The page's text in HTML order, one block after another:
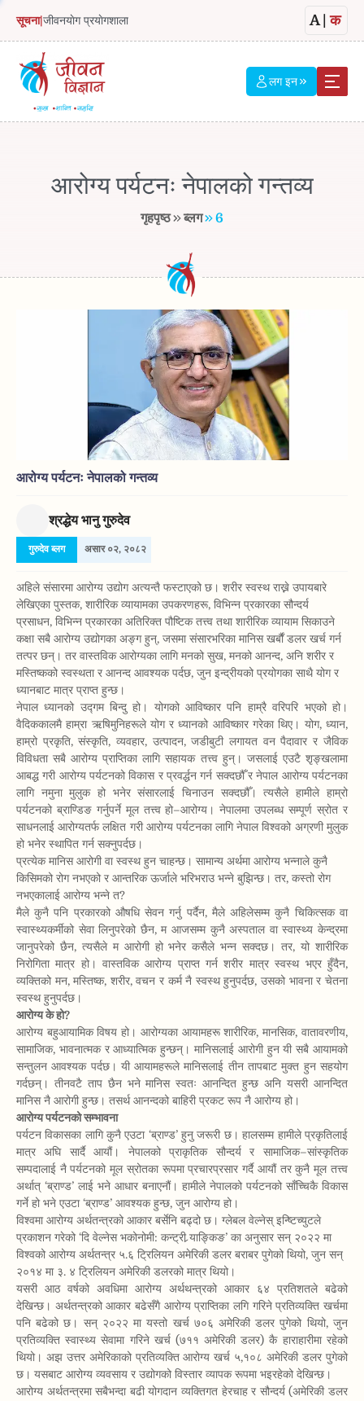
सूचना|जीवनयाेग प्रयाेगशाला A क
लग इन
आरोग्य पर्यटनः नेपालको गन्तव्य
गृहपृष्ठ ब्लग 6
आरोग्य पर्यटनः नेपालको गन्तव्य
श्रद्धेय भानु गुरुदेव
गुरुदेव ब्लग असार ०२, २०८२
अहिले संसारमा आरोग्य उद्योग अत्यन्तै फस्टाएको छ। शरीर स्वस्थ राख्ने उपायबारे
लेखिएका पुस्तक, शारीरिक व्यायामका उपकरणहरू, विभिन्न प्रकारका सौन्दर्य
प्रसाधन, विभिन्न प्रकारका अतिरिक्त पौष्टिक तत्त्व तथा शारीरिक व्यायाम सिकाउने
कक्षा सबै आरोग्य उद्योगका अङ्ग हुन्, जसमा संसारभरिका मानिस खर्बौं डलर खर्च गर्न
तत्पर छन्। तर वास्तविक आरोग्यका लागि मनको सुख, मनको आनन्द, अनि शरीर र
मस्तिष्कको स्वस्थता र आनन्द आवश्यक पर्दछ, जुन इन्द्रीयको प्रयोगका साथै योग र
ध्यानबाट मात्र प्राप्त हुन्छ।
नेपाल ध्यानको उद्गम बिन्दु हो। योगको आविष्कार पनि हाम्रै वरिपरि भएको हो।
वैदिककालमै हाम्रा ऋषिमुनिहरूले योग र ध्यानको आविष्कार गरेका थिए। योग, ध्यान,
हाम्रो प्रकृति, संस्कृति, व्यवहार, उत्पादन, जडीबुटी लगायत वन पैदावार र जैविक
विविधता सबै आरोग्य प्राप्तिका लागि सहायक तत्त्व हुन्। जसलाई एउटै शृङ्खलामा
आबद्ध गरी आरोग्य पर्यटनको विकास र प्रवर्द्धन गर्न सक्दछौँ र नेपाल आरोग्य पर्यटनका
लागि नमुना मुलुक हो भनेर संसारलाई चिनाउन सक्दछौँ। त्यसैले हामीले हाम्रो
पर्यटनको ब्राण्डिङ गर्नुपर्ने मूल तत्त्व हो–आरोग्य। नेपालमा उपलब्ध सम्पूर्ण स्रोत र
साधनलाई आरोग्यतर्फ लक्षित गरी आरोग्य पर्यटनका लागि नेपाल विश्वको अग्रणी मुलुक
हो भनेर स्थापित गर्न सक्नुपर्दछ।
प्रत्येक मानिस आरोगी वा स्वस्थ हुन चाहन्छ। सामान्य अर्थमा आरोग्य भन्नाले कुनै
किसिमको रोग नभएको र आन्तरिक ऊर्जाले भरिभराउ भन्ने बुझिन्छ। तर, कस्तो रोग
नभएकालाई आरोग्य भन्ने त?
मैले कुनै पनि प्रकारको औषधि सेवन गर्नु पर्दैन, मैले अहिलेसम्म कुनै चिकित्सक वा
स्वास्थ्यकर्मीको सेवा लिनुपरेको छैन, म आजसम्म कुनै अस्पताल वा स्वास्थ्य केन्द्रमा
जानुपरेको छैन, त्यसैले म आरोगी हो भनेर कसैले भन्न सक्दछ। तर, यो शारीरिक
निरोगिता मात्र हो। वास्तविक आरोग्य प्राप्त गर्न शरीर मात्र स्वस्थ भएर हुँदैन,
व्यक्तिको मन, मस्तिष्क, शरीर, वचन र कर्म नै स्वस्थ हुनुपर्दछ, उसको भावना र चेतना
स्वस्थ हुनुपर्दछ।
आरोग्य के हो?
आरोग्य बहुआयामिक विषय हो। आरोग्यका आयामहरू शारीरिक, मानसिक, वातावरणीय,
सामाजिक, भावनात्मक र आध्यात्मिक हुन्छन्। मानिसलाई आरोगी हुन यी सबै आयामको
सन्तुलन आवश्यक पर्दछ। यी आयामहरूले मानिसलाई तीन तापबाट मुक्त हुन सहयोग
गर्दछन्। तीनवटै ताप छैन भने मानिस स्वतः आनन्दित हुन्छ अनि यसरी आनन्दित
मानिस नै आरोगी हुन्छ। तसर्थ आनन्दको बाहिरी प्रकट रूप नै आरोग्य हो।
आरोग्य पर्यटनको सम्भावना
पर्यटन विकासका लागि कुनै एउटा ‘ब्राण्ड’ हुनु जरूरी छ। हालसम्म हामीले प्रकृतिलाई
मात्र अघि सार्दै आयौं। नेपालको प्राकृतिक सौन्दर्य र सामाजिक–सांस्कृतिक
सम्पदालाई नै पर्यटनको मूल स्रोतका रूपमा प्रचारप्रसार गर्दै आयौं तर कुनै मूल तत्त्व
अर्थात् ‘ब्राण्ड’ लाई भने आधार बनाएनौं। हामीले नेपालको पर्यटनको साँच्चिकै विकास
गर्ने हो भने एउटा ‘ब्राण्ड’ आवश्यक हुन्छ, जुन आरोग्य हो।
विश्वमा आरोग्य अर्थतन्त्रको आकार बर्सेनि बढ्दो छ। ग्लेबल वेल्नेस् इन्ष्टिच्युटले
प्रकाशन गरेको ‘दि वेल्नेस भकोनोमी: कन्ट्री र्‍याङ्किङ’ का अनुसार सन् २०२२ मा
विश्वको आरोग्य अर्थतन्त्र ५.६ ट्रिलियन अमेरिकी डलर बराबर पुगेको थियो, जुन सन्
२०१४ मा ३. ४ ट्रिलियन अमेरिकी डलरको मात्र थियो।
यसरी आठ वर्षको अवधिमा आरोग्य अर्थथन्त्रको आकार ६४ प्रतिशतले बढेको
देखिन्छ। अर्थतन्त्रको आकार बढेसँगै आरोग्य प्राप्तिका लगि गरिने प्रतिव्यक्ति खर्चमा
पनि बढेको छ। सन् २०२२ मा यस्तो खर्च ७०६ अमेरिकी डलर पुगेको थियो, जुन
प्रतिव्यक्ति स्वास्थ्य सेवामा गरिने खर्च (७११ अमेरिकी डलर) कै हाराहारीमा रहेको
थियो। अझ उत्तर अमेरिकाको प्रतिव्यक्ति आरोग्य खर्च ५,१०८ अमेरिकी डलर पुगेको
छ। यसबाट आरोग्य व्यवसाय र उद्योगको विस्तार व्यापक रूपमा भइरहेको देखिन्छ।
आरोग्य अर्थतन्त्रमा सबैभन्दा बढी योगदान व्यक्तिगत हेरचाह र सौन्दर्य (अमेरिकी डलर